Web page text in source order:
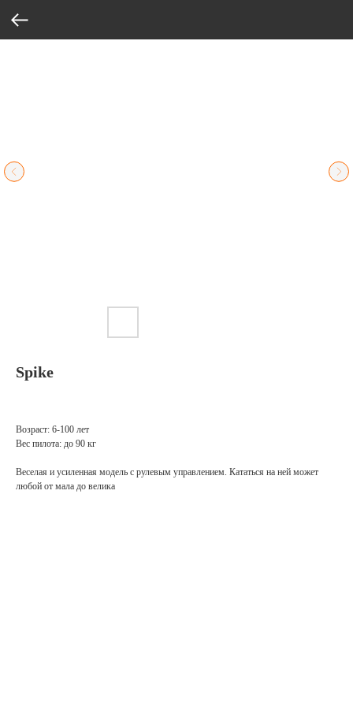
Spike
Возраст: 6-100 лет
Вес пилота: до 90 кг
Веселая и усиленная модель с рулевым управлением. Кататься на ней может
любой от мала до велика